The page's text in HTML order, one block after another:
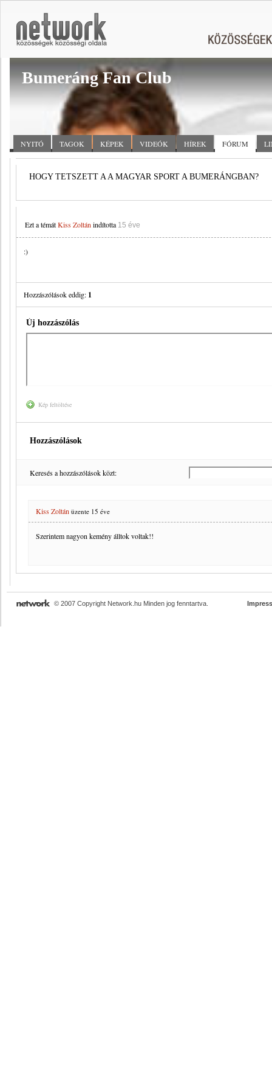
Bumeráng Fan Club
NYITÓ TAGOK KÉPEK VIDEÓK HÍREK FÓRUM
HOGY TETSZETT A A MAGYAR SPORT A BUMERÁNGBAN?
Ezt a témátKiss Zoltán indította 15 éve
:)
Hozzászólások eddig: 1
Új hozzászólás
Kép feltöltése
Hozzászólások
Keresés a hozzászólások közt:
Kiss Zoltán üzente 15 éve
Szerintem nagyon kemény álltok voltak!!
© 2007 Copyright Network.hu Minden jog fenntartva.